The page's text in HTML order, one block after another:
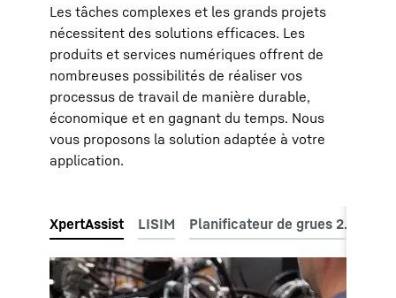
Les tâches complexes et les grands projets
nécessitent des solutions efficaces. Les
produits et services numériques offrent de
nombreuses possibilités de réaliser vos
processus de travail de manière durable,
économique et en gagnant du temps. Nous
vous proposons la solution adaptée à votre
application.